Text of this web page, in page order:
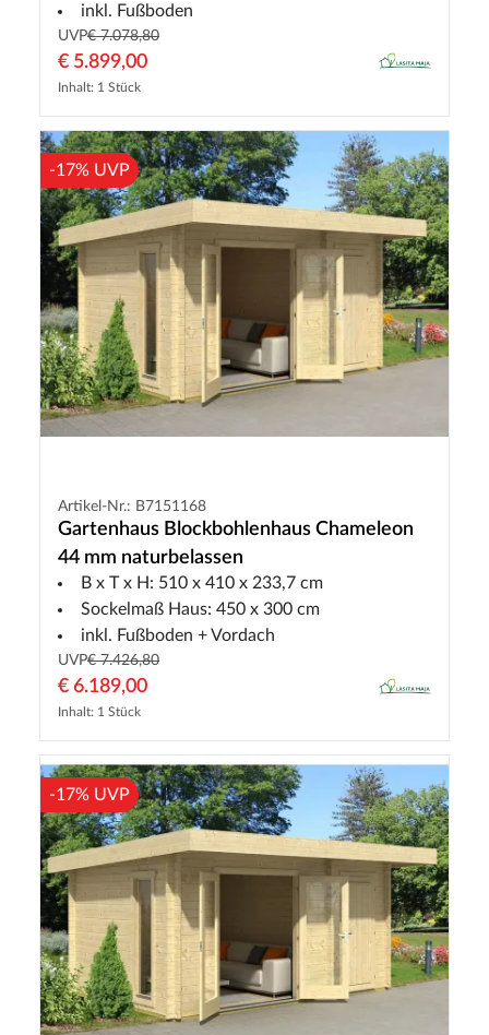
inkl. Fußboden
UVP€ 7.078,80
€ 5.899,00
Inhalt: 1 Stück
-17% UVP
Artikel-Nr.: B7151168
Gartenhaus Blockbohlenhaus Chameleon
44 mm naturbelassen
B x T x H: 510 x 410 x 233,7 cm
Sockelmaß Haus: 450 x 300 cm
inkl. Fußboden + Vordach
UVP€ 7.426,80
€ 6.189,00
Inhalt: 1 Stück
-17% UVP